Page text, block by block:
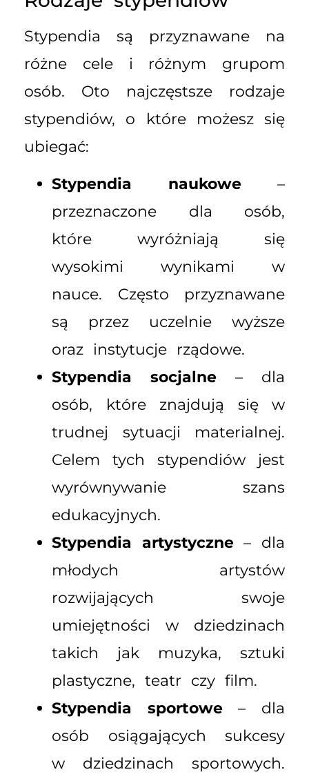
Stypendia są przyznawane na
różne cele i różnym grupom
osób. Oto najczęstsze rodzaje
stypendiów, o które możesz się
ubiegać:
Stypendia naukowe–
przeznaczone dla osób,
które wyróżniają się
wysokimi wynikami w
nauce. Często przyznawane
są przez uczelnie wyższe
oraz instytucje rządowe.
Stypendia socjalne – dla
osób, które znajdują się w
trudnej sytuacji materialnej.
Celem tych stypendiów jest
wyrównywanie szans
edukacyjnych.
Stypendia artystyczne– dla
młodych artystów
rozwijających swoje
umiejętności w dziedzinach
takich jak muzyka, sztuki
plastyczne, teatr czy film.
Stypendia sportowe– dla
osób osiągających sukcesy
w dziedzinach sportowych.